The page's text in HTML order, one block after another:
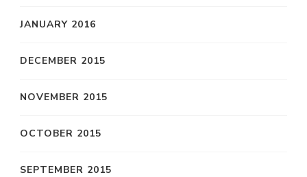
JANUARY 2016
DECEMBER 2015
NOVEMBER 2015
OCTOBER 2015
SEPTEMBER 2015